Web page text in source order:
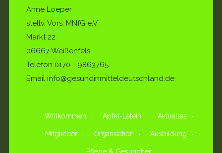
Anne Loeper
stellv. Vors. MNfG e.V.
Markt 22
06667 Weißenfels
Telefon 0170 - 9863765
Email info@gesundinmitteldeutschland.de
Willkommen Apfel-Latein Aktuelles
Mitglieder Organisation Ausbildung
Pflege & Gesundheit